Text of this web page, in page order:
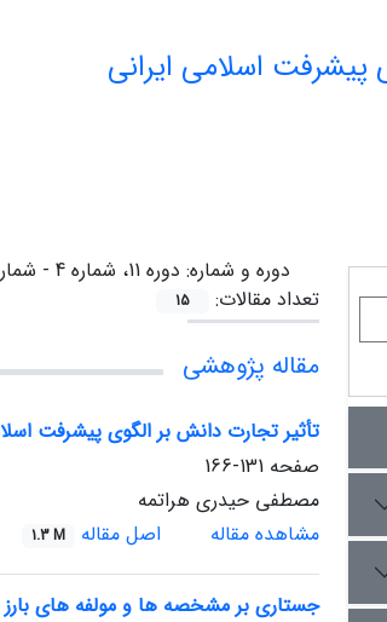
پیشرفت اسلامی ایرانی
دوره و شماره: دوره 11، شماره 4 - شماره پیاپی 28، زمستان 1402
تعداد مقالات:
15
مقاله پژوهشی
تأثیر تجارت دانش بر الگوی پیشرفت
صفحه 131-166
مصطفی حیدری هراتمه
مشاهده مقاله
اصل مقاله 1.3 M
جستاری بر مشخصه ها و مولفه های